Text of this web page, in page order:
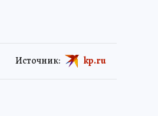
Источник: kp.ru